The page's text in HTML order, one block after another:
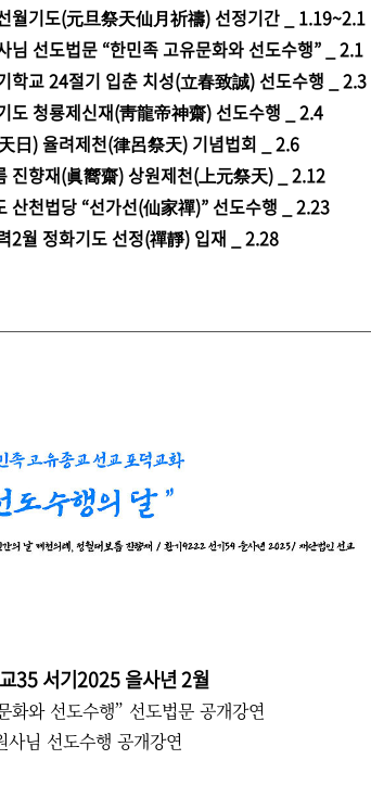
기도(元旦祭天仙月祈禱) 선정기간 _ 1.19~2.1
선도법문 “한민족 고유문화와 선도수행” _ 2.1
교 24절기 입춘 치성(立春致誠) 선도수행 _ 2.3
청룡제신재(靑龍帝神齋) 선도수행 _ 2.4
) 율려제천(律呂祭天) 기념법회 _ 2.6
향재(眞嚮齋) 상원제천(上元祭天) _ 2.12
천법당 “선가선(仙家禪)” 선도수행 _ 2.23
월 정화기도 선정(禪靜) 입재 _ 2.28
35 서기2025 을사년 2월
화와 선도수행” 선도법문 공개강연
님 선도수행 공개강연